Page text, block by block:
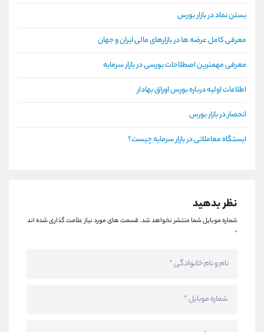
بستن نماد در بازار بورس
معرفی کامل عرضه ها در بازارهای مالی ایران و جهان
معرفی مهمترین اصطلاحات بورسی در بازار سرمایه
اطلاعات اولیه درباره بورس اوراق بهادار
انحصار در بازار بورس
ایستگاه معاملاتی در بازار سرمایه چیست؟
نظر بدهید
شماره موبایل شما منتشر نخواهد شد.قسمت های مورد نیاز علامت گذاری شده اند
*